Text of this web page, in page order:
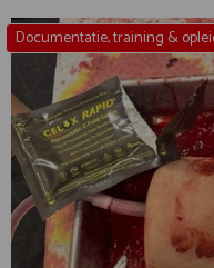
Documentatie, training &